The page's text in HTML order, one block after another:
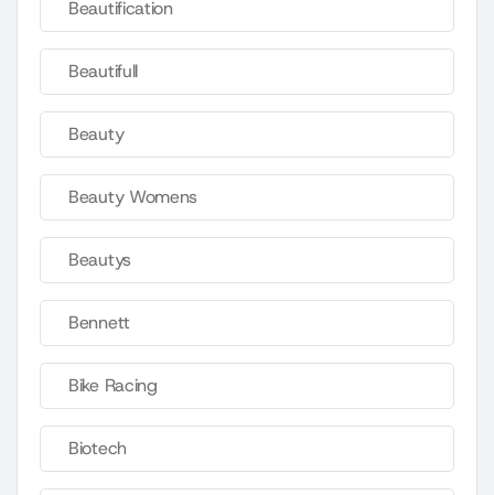
Beautification
Beautifull
Beauty
Beauty Womens
Beautys
Bennett
Bike Racing
Biotech